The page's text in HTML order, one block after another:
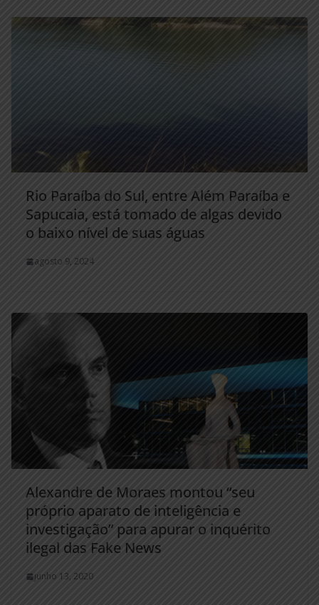
Rio Paraíba do Sul, entre Além Paraíba e
Sapucaia, está tomado de algas devido
o baixo nível de suas águas
agosto 9, 2024
Alexandre de Moraes montou “seu
próprio aparato de inteligência e
investigação” para apurar o inquérito
ilegal das Fake News
junho 13, 2020